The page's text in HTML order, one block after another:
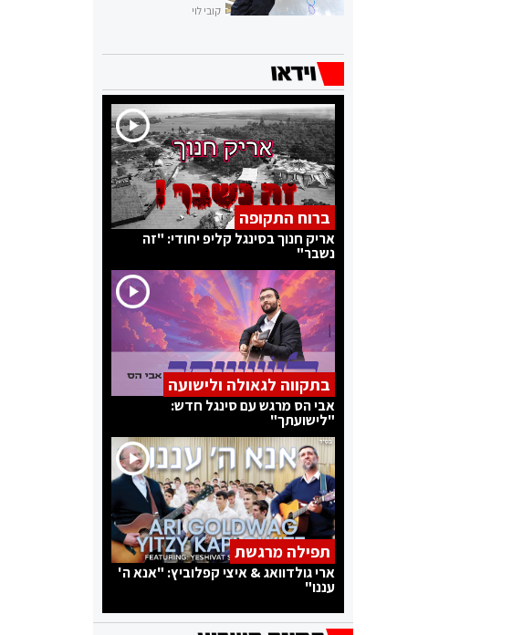
קובי לוי
ברוח התקופה
אריק חנוך בסינגל קליפ יחודי: "זה
נשבר"
בתקווה לגאולה ולישועה
אבי הס מרגש עם סינגל חדש:
"לישועתך"
תפילה מרגשת
ארי גולדוואג & איצי קפלוביץ: "אנא ה'
עננו"